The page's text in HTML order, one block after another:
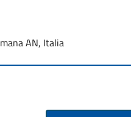
AN, Italia